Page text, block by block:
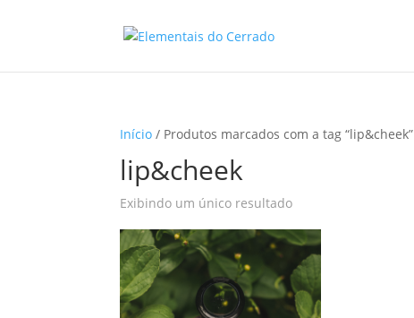
Início / Produtos marcados com a tag “lip&cheek”
lip&cheek
Exibindo um único resultado